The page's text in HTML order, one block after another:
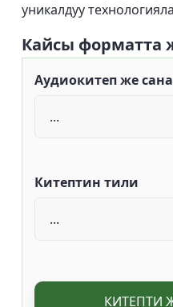
уникалдуу
Кайсы форматта
Аудиокитеп же
Китептин тили
КИТЕПТИ